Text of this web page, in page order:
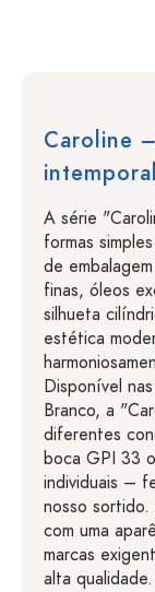
Caroline
intemporal
A série
formas
de
finas, óleos
silhueta
estética
Disponível
Branco, a
diferentes
boca GPI 33
individuais –
nosso
com uma
marcas
alta qualidade.